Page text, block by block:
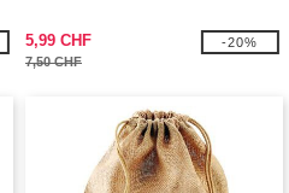
5,99 CHF
7,50 CHF
-20%